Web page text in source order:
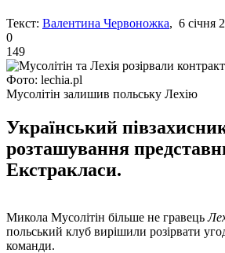
Текст: Валентина Червоножка, 6 січня
0
149
Фото: lechia.pl
Мусолітін залишив польську Лехію
Український
розташування
Екстракласи.
Микола Мусолітін більше не гравець
польський клуб вирішили розірвати
команди.